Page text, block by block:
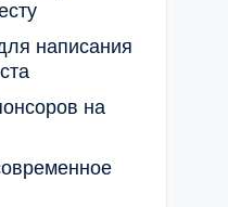
написания
на